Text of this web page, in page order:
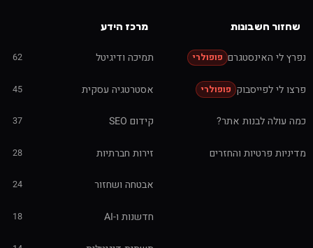
שחזור חשבונות
נפרץ לי האינסטגרם פופולרי
פרצו לי לפייסבוק פופולרי
כמה עולה לבנות אתר?
מדיניות פרטיות והחזרים
מרכז הידע
תמיכה ודיגיטל 62
אסטרטגיה עסקית 45
קידום SEO 37
זירות חברתיות 28
אבטחה ושחזור 24
חדשנות ו-AI 18